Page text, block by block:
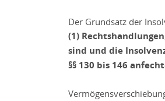
Der Grundsatz der
(1)
sind und die
§§ 130 bis 146